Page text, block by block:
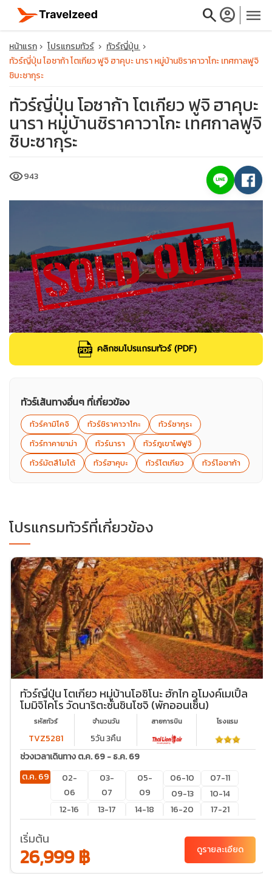
searchaccount_circle menu
close
travel_explore
calendar_month
หน้าแรก โปรแกรมทัวร์
ทัวร์ญี่ปุ่น
ทัวร์ญี่ปุ่น โอซาก้า โตเกียว ฟูจิ ฮาคุบะ นารา หมู่บ้านชิราคาวาโกะ เทศกาลฟูจิ
ชิบะซากุระ
ทัวร์ญี่ปุ่น โอซาก้า โตเกียว ฟูจิ ฮาคุบะ
นารา หมู่บ้านชิราคาวาโกะ เทศกาลฟูจิ
ชิบะซากุระ
visibility943
คลิกชมโปรแกรมทัวร์ (PDF)
ทัวร์เส้นทางอื่นๆ ที่เกี่ยวข้อง
ทัวร์คามิโคจิ ทัวร์ชิราคาวาโกะ
ทัวร์ซากุระ
ทัวร์ทาคายาม่า
ทัวร์นารา
ทัวร์ภูเขาไฟฟูจิ
ทัวร์มัตสึโมโต้
ทัวร์ฮาคุบะ ทัวร์โตเกียว ทัวร์โอซาก้า
โปรแกรมทัวร์ที่เกี่ยวข้อง
ทัวร์ญี่ปุ่น โตเกียว หมู่บ้านโอชิโนะ ฮักไก อุโมงค์เมเปิ้ล
โมมิจิไคโร วัดนาริตะซันชินโชจิ (พักออนเซ็น)
รหัสทัวร์
TVZ5281
จำนวนวัน
5วัน 3คืน
สายการบิน โรงเเรม
ช่วงเวลาเดินทาง ต.ค. 69 - ธ.ค. 69
ต.ค. 69
02-
06
03-
07
05-
09
06-10
07-11
09-13
10-14
12-16
13-17 14-18 16-20
17-21
28-01
02
31-04
เริ่มต้น
26,999 ฿ ดูรายละเอียด